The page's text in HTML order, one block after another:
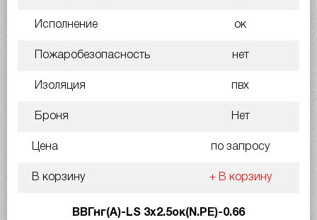
Исполнение ок
Пожаробезопасность нет
Изоляция пвх
Броня Нет
Цена по запросу
В корзину + В корзину
ВВГнг(A)-LS 3х2.5ок(N.PE)-0.66